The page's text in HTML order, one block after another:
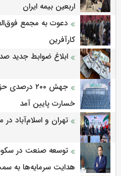
اربعین بیمه ایران
دعوت به مجمع
کارآفرین
ابلاغ ضوابط جدید
جهش ۲۰۰
خسارت پایین آمد
تهران و اسلام‌آباد در
توسعه صنعت در
هدایت سرمایه‌ها به